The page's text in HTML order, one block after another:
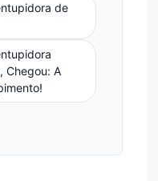
de
Chegou: A